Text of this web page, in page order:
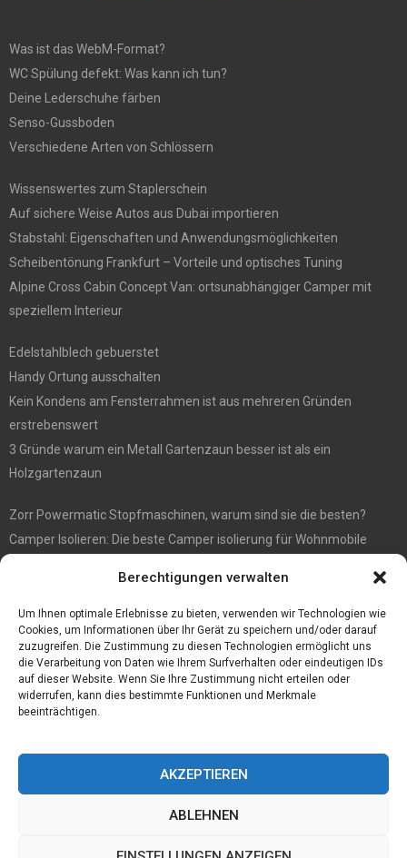
Berechtigungen verwalten
Um Ihnen optimale Erlebnisse zu bieten, verwenden wir Technologien wie
Cookies, um Informationen über Ihr Gerät zu speichern und/oder darauf
zuzugreifen. Die Zustimmung zu diesen Technologien ermöglicht uns
die Verarbeitung von Daten wie Ihrem Surfverhalten oder eindeutigen IDs
auf dieser Website. Wenn Sie Ihre Zustimmung nicht erteilen oder
widerrufen, kann dies bestimmte Funktionen und Merkmale
beeinträchtigen.
AKZEPTIEREN
ABLEHNEN
Was ist das WebM-Format?
WC Spülung defekt: Was kann ich tun?
Deine Lederschuhe färben
Senso-Gussboden
Verschiedene Arten von Schlössern
Wissenswertes zum Staplerschein
Auf sichere Weise Autos aus Dubai importieren
Stabstahl: Eigenschaften und Anwendungsmöglichkeiten
Scheibentönung Frankfurt – Vorteile und optisches Tuning
Alpine Cross Cabin Concept Van: ortsunabhängiger Camper mit
speziellem Interieur
Edelstahlblech gebuerstet
Handy Ortung ausschalten
Kein Kondens am Fensterrahmen ist aus mehreren Gründen
erstrebenswert
3 Gründe warum ein Metall Gartenzaun besser ist als ein
Holzgartenzaun
Zorr Powermatic Stopfmaschinen, warum sind sie die besten?
Camper Isolieren: Die beste Camper isolierung für Wohnmobile
Immobilienmakler Gökay Gündüz
Masterarbeit auf Englisch: Anleitung zum Verfassen